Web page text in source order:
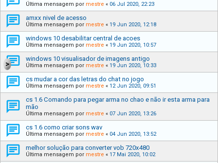
Última mensagem por mestre « 06 Jul 2020, 22:23
amxx nivel de acesso
Última mensagem por mestre « 19 Jun 2020, 12:18
windows 10 desabilitar central de acoes
Última mensagem por mestre « 19 Jun 2020, 10:57
windows 10 visualisador de imagens antigo
Última mensagem por mestre « 19 Jun 2020, 10:33
cs mudar a cor das letras do chat no jogo
Última mensagem por mestre « 12 Jun 2020, 09:51
cs 1.6 Comando para pegar arma no chao e não ir esta arma para
mão
Última mensagem por mestre « 07 Jun 2020, 13:26
cs 1.6 como criar sons wav
Última mensagem por mestre « 04 Jun 2020, 13:52
melhor solução para converter vob 720x480
Última mensagem por mestre « 17 Mai 2020, 10:02